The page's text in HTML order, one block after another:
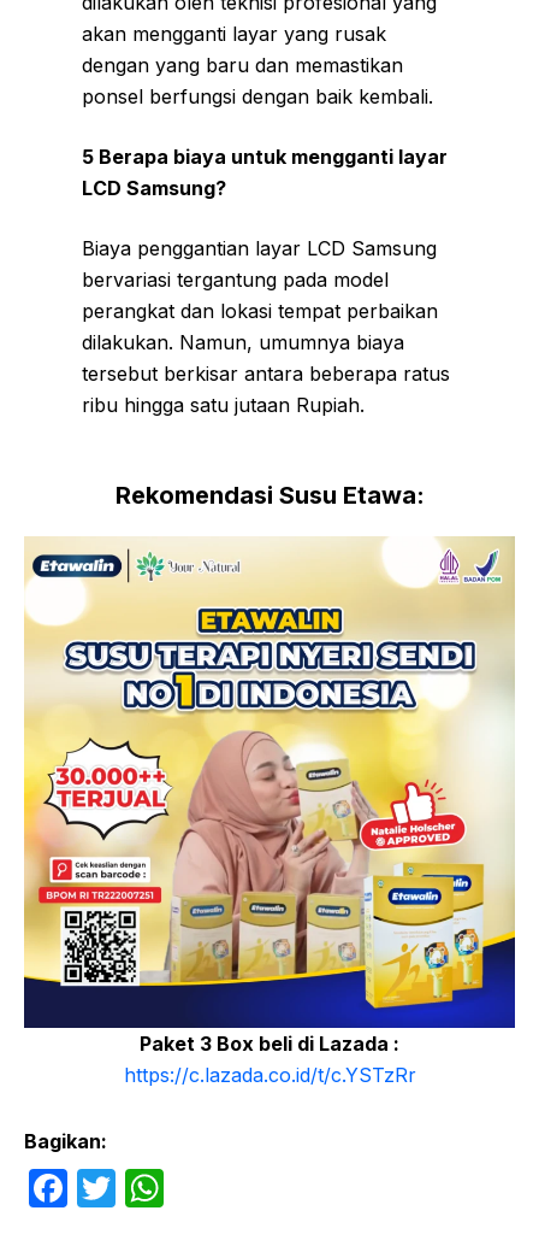
akan mengganti layar yang rusak
dengan yang baru dan memastikan
ponsel berfungsi dengan baik kembali.
5 Berapa biaya untuk mengganti layar
LCD Samsung?
Biaya penggantian layar LCD Samsung
bervariasi tergantung pada model
perangkat dan lokasi tempat perbaikan
dilakukan. Namun, umumnya biaya
tersebut berkisar antara beberapa ratus
ribu hingga satu jutaan Rupiah.
Rekomendasi Susu Etawa:
Paket 3 Box beli di Lazada :
https://c.lazada.co.id/t/c.YSTzRr
Bagikan:
F
T